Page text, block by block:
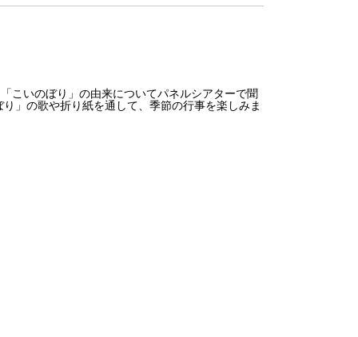
こいのぼり」の由来についてパネルシアターで聞
」の歌や折り紙を通して、季節の行事を楽しみま